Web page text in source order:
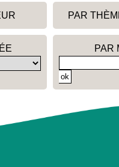
PAR
PAR